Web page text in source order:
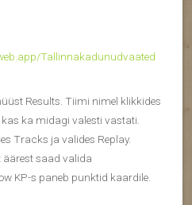
Tallinnakadunudvaated
Results. Tiimi nimel klikkides
ka midagi valesti vastati.
Tracks ja valides Replay.
saad valida
KP-s paneb punktid kaardile.